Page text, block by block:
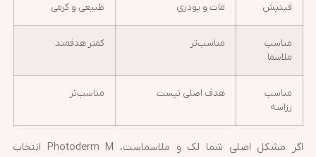
فینیش مات و پودری طبیعی و کرمی
مناسب
ملاسما
مناسب‌تر کمتر هدفمند
مناسب
رزاسه
هدف اصلی نیست مناسب‌تر
اگر مشکل اصلی شما لک و ملاسماست، Photoderm M انتخاب